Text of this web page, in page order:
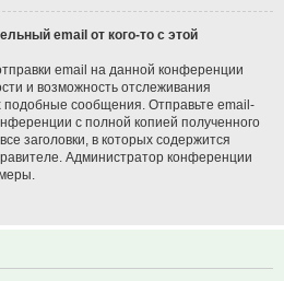
email от кого-то с этой
email на данной конференции
и возможность отслеживания
сообщения. Отправьте email-
с полной копией полученного
заголовки, в которых содержится
Администратор конференции